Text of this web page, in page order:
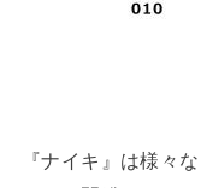
『ナイキ』は様々